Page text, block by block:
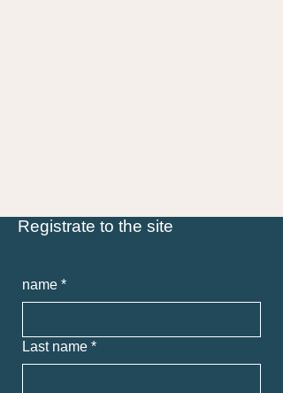
Registrate to the site
name *
Last name *